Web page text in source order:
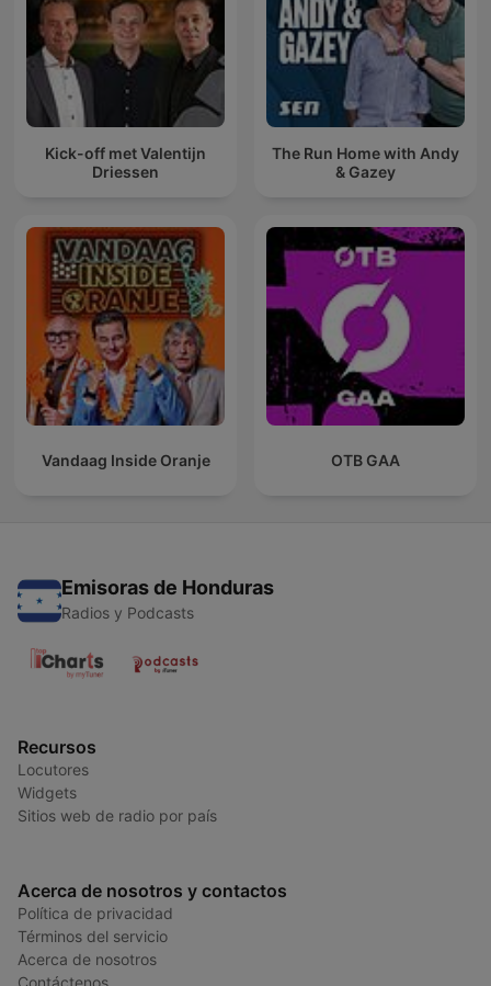
Kick-off met Valentijn
Driessen
The Run Home with Andy
& Gazey
Vandaag Inside Oranje OTB GAA
Emisoras de Honduras
Radios y Podcasts
Recursos
Locutores
Widgets
Sitios web de radio por país
Acerca de nosotros y contactos
Política de privacidad
Términos del servicio
Acerca de nosotros